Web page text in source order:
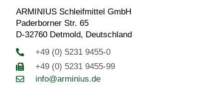
ARMINIUS Schleifmittel GmbH
Paderborner Str. 65
D-32760 Detmold, Deutschland
+49 (0) 5231 9455-0
+49 (0) 5231 9455-99
info@arminius.de